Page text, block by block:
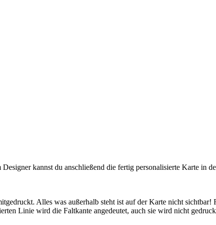
kannst du anschließend die fertig personalisierte Karte in
Alles was außerhalb steht ist auf der Karte nicht sichtbar!
Linie wird die Faltkante angedeutet, auch sie wird nicht